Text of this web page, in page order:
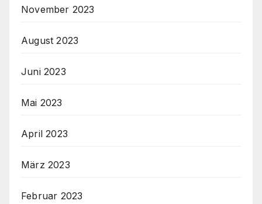
November 2023
August 2023
Juni 2023
Mai 2023
April 2023
März 2023
Februar 2023